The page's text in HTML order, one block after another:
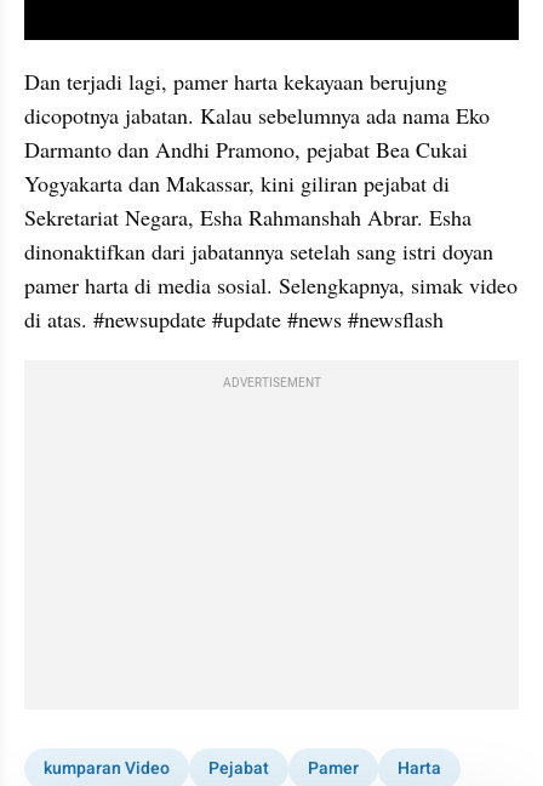
Dan terjadi lagi, pamer harta kekayaan berujung
dicopotnya jabatan. Kalau sebelumnya ada nama Eko
Darmanto dan Andhi Pramono, pejabat Bea Cukai
Yogyakarta dan Makassar, kini giliran pejabat di
Sekretariat Negara, Esha Rahmanshah Abrar. Esha
dinonaktifkan dari jabatannya setelah sang istri doyan
pamer harta di media sosial. Selengkapnya, simak video
di atas. #newsupdate #update #news #newsflash
ADVERTISEMENT
kumparan Video Pejabat Pamer Harta